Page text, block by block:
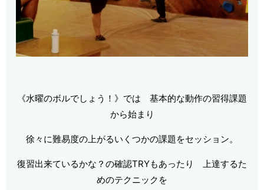
《水曜のボルでしょう！》では 基本的な動作の習得課題
から始まり
徐々に難易度の上がるいくつかの課題をセッション。
復習出来ているかな？の確認TRYもあったり 上達するた
めのテクニックを